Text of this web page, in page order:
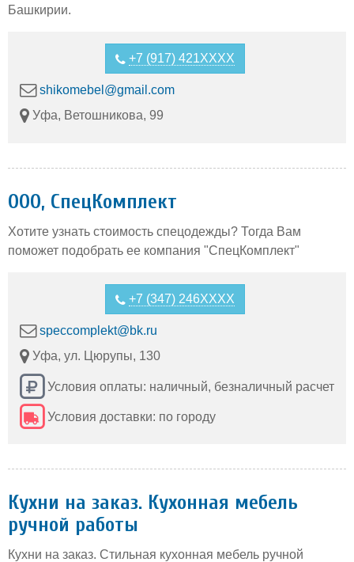
Башкирии.
+7 (917) 421XXXX
shikomebel@gmail.com
Уфа, Ветошникова, 99
ООО, СпецКомплект
Хотите узнать стоимость спецодежды? Тогда Вам
поможет подобрать ее компания "СпецКомплект"
+7 (347) 246XXXX
speccomplekt@bk.ru
Уфа, ул. Цюрупы, 130
Условия оплаты: наличный, безналичный расчет
Условия доставки: по городу
Кухни на заказ. Кухонная мебель
ручной работы
Кухни на заказ. Стильная кухонная мебель ручной